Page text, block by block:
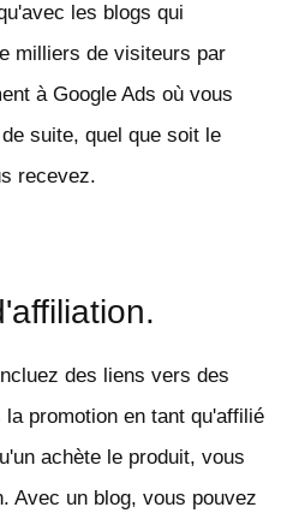
les blogs qui
milliers de visiteurs par
à Google Ads où vous
suite, quel que soit le
recevez.
des liens vers des
promotion en tant qu'affilié
achète le produit, vous
Avec un blog, vous pouvez